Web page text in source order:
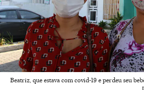
Beatriz, que estava com covid-19 e perdeu seu